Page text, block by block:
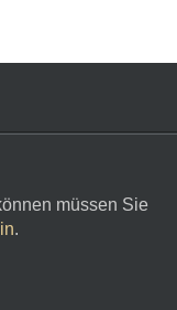
müssen Sie
.